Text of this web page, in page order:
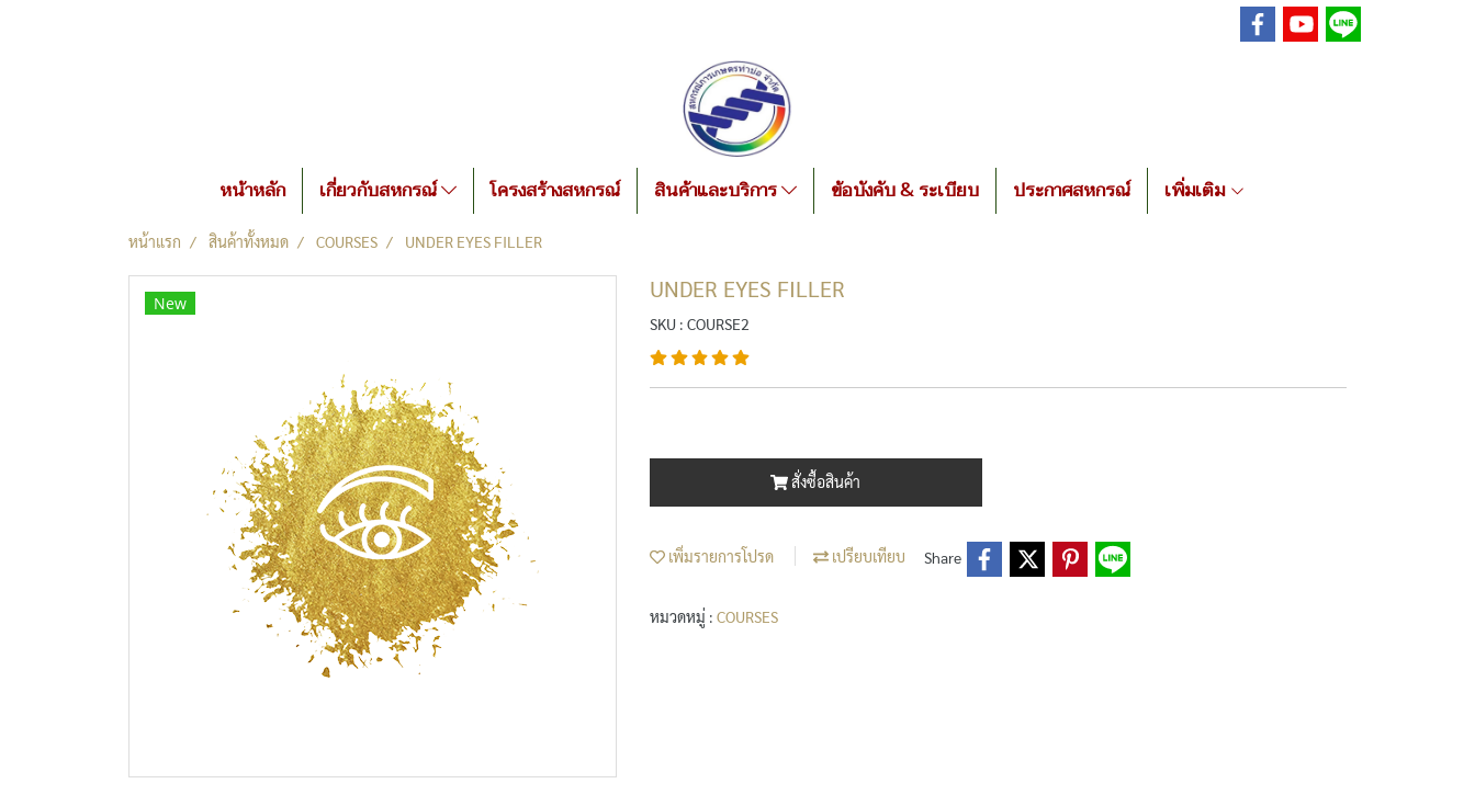
หน้าหลัก เกี่ยวกับสหกรณ์ โครงสร้างสหกรณ์ สินค้าและบริการ ข้อบังคับ & ระเบียบ ประกาศสหกรณ์ เพิ่มเติม
หน้าแรก สินค้าทั้งหมด COURSES UNDER EYES FILLER
New
UNDER EYES FILLER
SKU : COURSE2
สั่งซื้อสินค้า
เพิ่มรายการโปรด เปรียบเทียบ Share
หมวดหมู่ : COURSES